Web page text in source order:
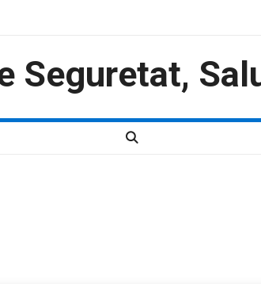
Seguretat,